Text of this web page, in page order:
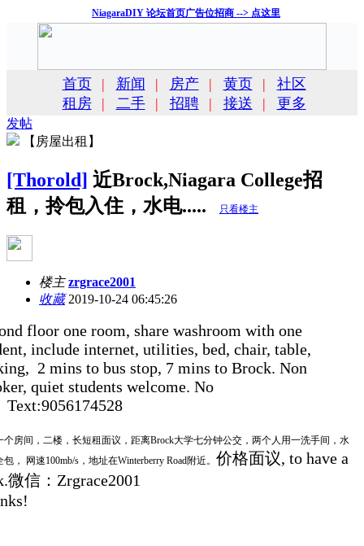
NiagaraDIY 论坛首页广告位招商 --> 点这里
首页 | 新闻 | 房产 | 黄页 |
社区
租房
| 二手 | 招聘 | 接送 | 更多
发帖
【房屋出租】
[Thorold] 近Brock,Niagara College招
租，拎包入住，水电.....
只看楼主
楼主 zrgrace2001
收藏2019-10-24 06:45:26
floor one room, share washroom with one
include internet, utilities, bed, chair, table,
2 mins to bus stop, 7 mins to Brock. Non
quiet students welcome. No
Text:9056174528
个房间，二楼，长短租面议，距离Brock大学七分钟公交，两个人用一洗手间，水
， 网速100mb/s，地址在Winterberry Road附近。 价格面议, to have a
微信：Zrgrace2001